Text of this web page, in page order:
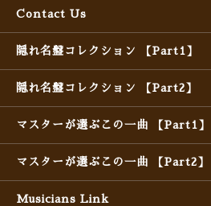
Contact Us
隠れ名盤コレクション 【Part1】
隠れ名盤コレクション 【Part2】
マスターが選ぶこの一曲 【Part1】
マスターが選ぶこの一曲 【Part2】
Musicians Link